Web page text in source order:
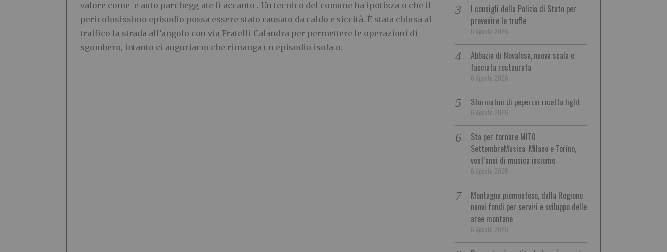
valore come le auto parcheggiate lì accanto . Un tecnico del comune ha ipotizzato che il
pericolosissimo episodio possa essere stato causato da caldo e siccità. È stata chiusa al
traffico la strada all’angolo con via Fratelli Calandra per permettere le operazioni di
sgombero, intanto ci auguriamo che rimanga un episodio isolato.
I consigli della Polizia di Stato per
prevenire le truffe
6 Agosto 2026
Abbazia di Novalesa, nuova scala e
facciata restaurata
6 Agosto 2026
Sformatini di peperoni ricetta light
6 Agosto 2026
Sta per tornare MITO
SettembreMusica: Milano e Torino,
vent’anni di musica insieme
6 Agosto 2026
Montagna piemontese, dalla Regione
nuovi fondi per servizi e sviluppo delle
aree montane
6 Agosto 2026